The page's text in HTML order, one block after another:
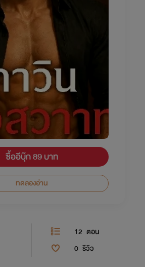
ซื้ออีบุ๊ก 89 บาท
ทดลองอ่าน
12 ตอน
0 รีวิว